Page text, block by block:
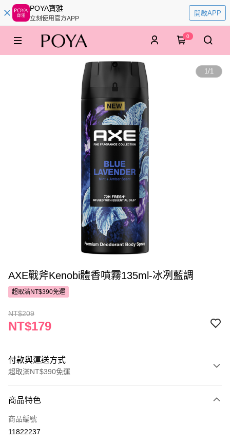
POYA寶雅
立刻使用官方APP
開啟APP
0
1/1
AXE戰斧Kenobi體香噴霧135ml-冰冽藍調
超取滿NT$390免運
NT$209
NT$179
付款與運送方式
超取滿NT$390免運
POYA支付
信用卡一次付款
商品特色
商品編號
11822237